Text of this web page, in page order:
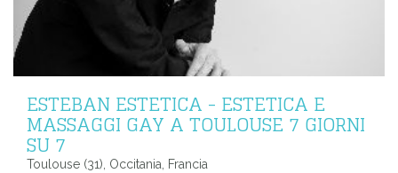
ESTEBAN ESTETICA - ESTETICA E
MASSAGGI GAY A TOULOUSE 7 GIORNI
SU 7
Toulouse (31), Occitania, Francia